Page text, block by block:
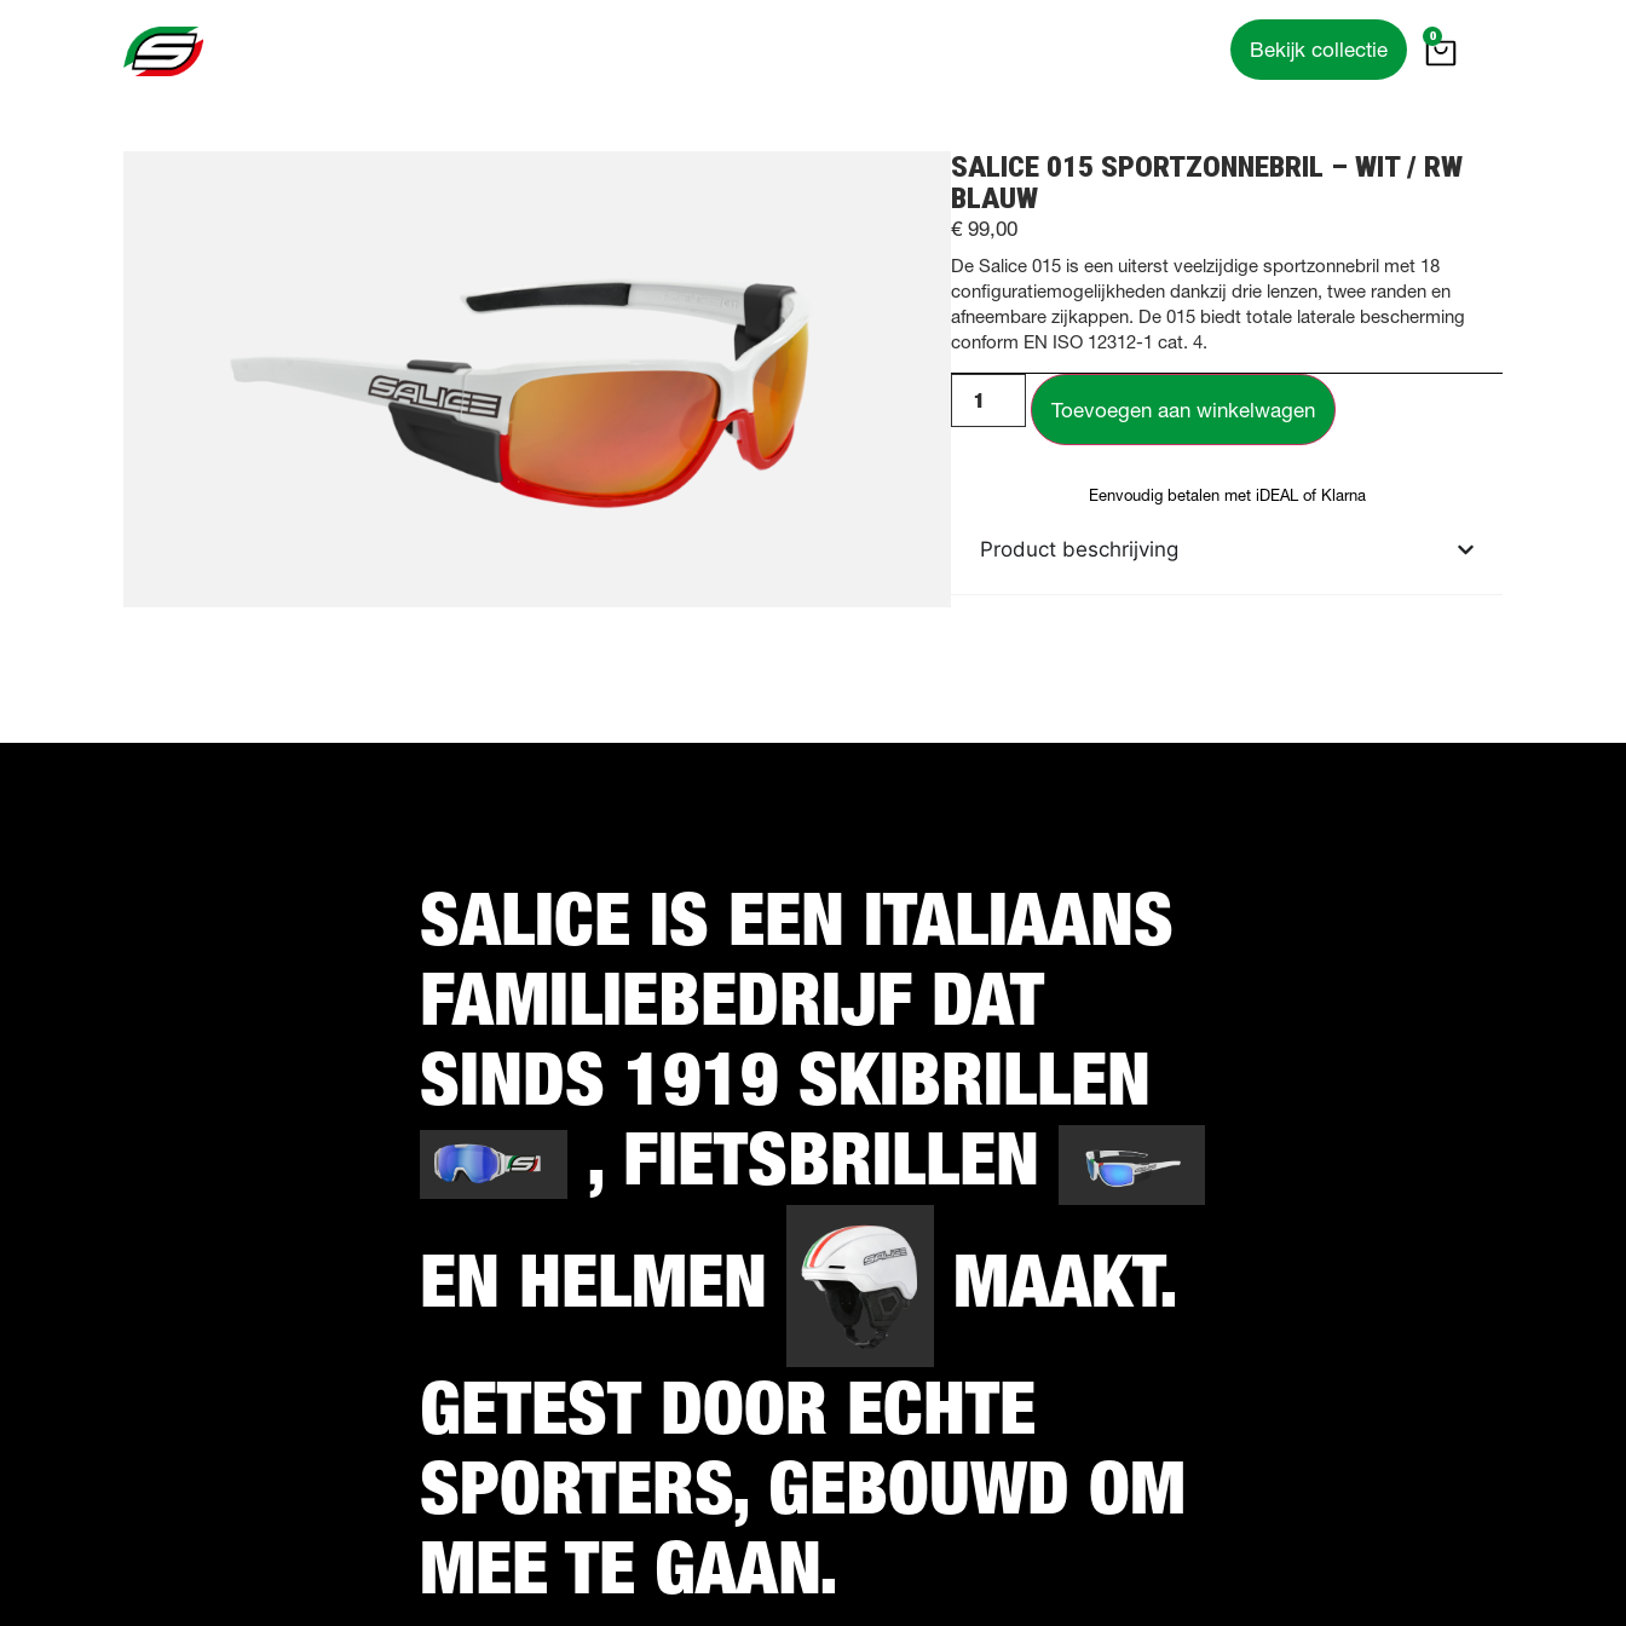
Bekijk collectie
0
SALICE 015 SPORTZONNEBRIL – WIT / RW
BLAUW
€99,00
De Salice 015 is een uiterst veelzijdige sportzonnebril met 18
configuratiemogelijkheden dankzij drie lenzen, twee randen en
afneembare zijkappen. De 015 biedt totale laterale bescherming
conform EN ISO 12312-1 cat. 4.
Toevoegen aan winkelwagen
Eenvoudig betalen met iDEAL of Klarna
Product beschrijving
SALICE IS EEN ITALIAANS
FAMILIEBEDRIJF DAT
SINDS 1919 SKIBRILLEN
, FIETSBRILLEN
EN HELMEN
MAAKT.
GETEST DOOR ECHTE
SPORTERS, GEBOUWD OM
MEE TE GAAN.